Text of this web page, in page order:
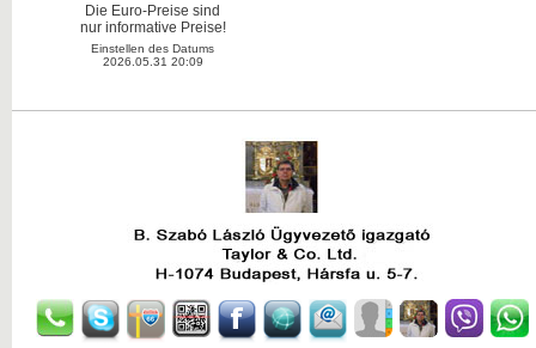
Die Euro-Preise sind
nur informative Preise!
Einstellen des Datums
2026.05.31 20:09